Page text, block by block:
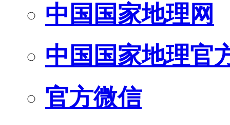
中国国家地理网
中国国家地理官
官方微信